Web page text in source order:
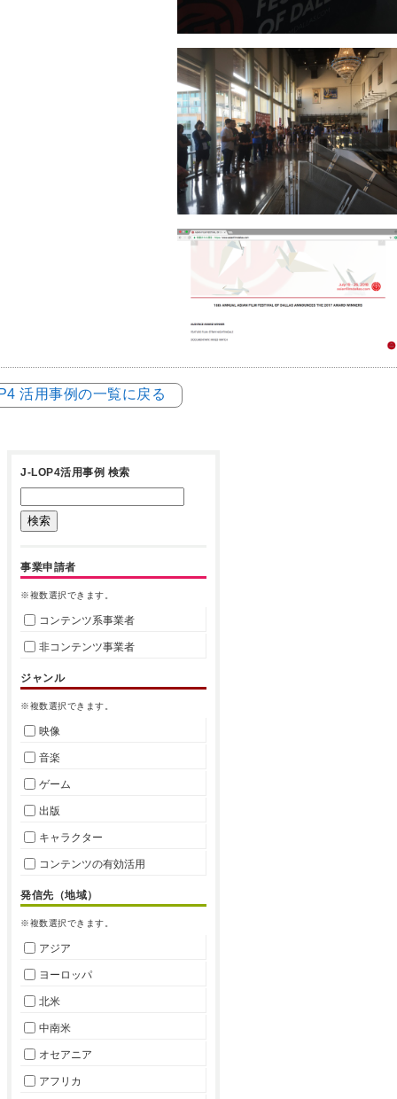
活用事例の一覧に戻る
J-LOP4活用事例 検索
事業申請者
※複数選択できます。
コンテンツ系事業者
非コンテンツ事業者
ジャンル
※複数選択できます。
映像
音楽
ゲーム
出版
キャラクター
コンテンツの有効活用
発信先（地域）
※複数選択できます。
アジア
ヨーロッパ
北米
中南米
オセアニア
アフリカ